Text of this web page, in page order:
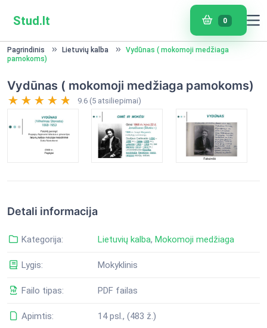
Stud.lt 0
Pagrindinis Lietuvių kalba
Vydūnas ( mokomoji medžiaga
pamokoms)
Vydūnas ( mokomoji medžiaga pamokoms)
9.6 (5 atsiliepimai)
Detali informacija
Kategorija: Lietuvių kalba, Mokomoji medžiaga
Lygis: Mokyklinis
Failo tipas: PDF failas
Apimtis: 14 psl., (483 ž.)